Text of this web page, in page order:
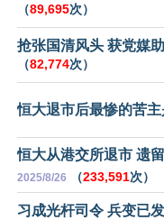
（89,695次）
抢张国清风头 获党媒
（82,774次）
恒大退市后最惨的苦主
恒大从港交所退市 遗
2025/8/26 （233,591次）
习成光杆司令 兵变已